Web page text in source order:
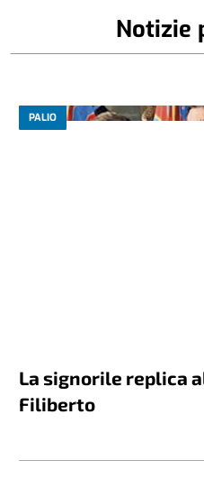
Notizie
PALIO
La signorile replica
Filiberto